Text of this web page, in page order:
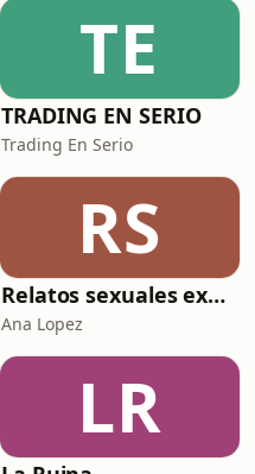
TE
TRADING EN SERIO
Trading En Serio
RS
Relatos sexuales explícitos
Ana Lopez
LR